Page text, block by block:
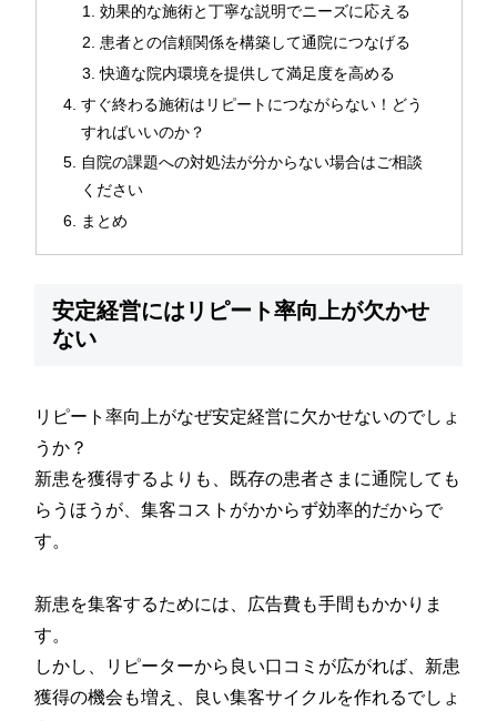
効果的な施術と丁寧な説明でニーズに応える
患者との信頼関係を構築して通院につなげる
快適な院内環境を提供して満足度を高める
すぐ終わる施術はリピートにつながらない！どう
すればいいのか？
自院の課題への対処法が分からない場合はご相談
ください
まとめ
安定経営にはリピート率向上が欠かせ
ない
リピート率向上がなぜ安定経営に欠かせないのでしょ
うか？
新患を獲得するよりも、既存の患者さまに通院しても
らうほうが、集客コストがかからず効率的だからで
す。
新患を集客するためには、広告費も手間もかかりま
す。
しかし、リピーターから良い口コミが広がれば、新患
獲得の機会も増え、良い集客サイクルを作れるでしょ